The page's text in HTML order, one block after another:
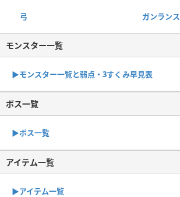
弓 ガンランス
モンスター一覧
▶︎モンスター一覧と弱点・3すくみ早見表
ボス一覧
▶︎ボス一覧
アイテム一覧
▶アイテム一覧